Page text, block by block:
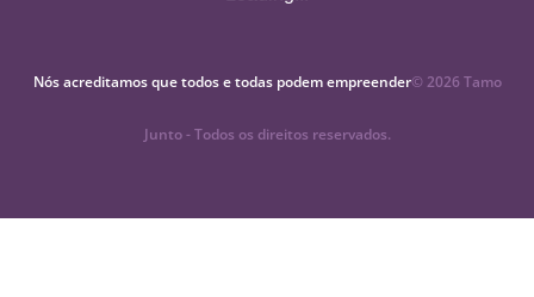
Nós acreditamos que todos e todas podem empreender© 2026 Tamo
Junto - Todos os direitos reservados.